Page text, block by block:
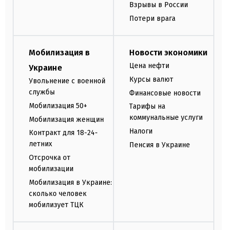
Взрывы в России
Потери врага
Мобилизация в
Украине
Увольнение с военной
службы
Мобилизация 50+
Мобилизация женщин
Контракт для 18-24-
летних
Отсрочка от
мобилизации
Мобилизация в Украине:
сколько человек
мобилизует ТЦК
Новости экономики
Цена нефти
Курсы валют
Финансовые новости
Тарифы на
коммунальные услуги
Налоги
Пенсия в Украине